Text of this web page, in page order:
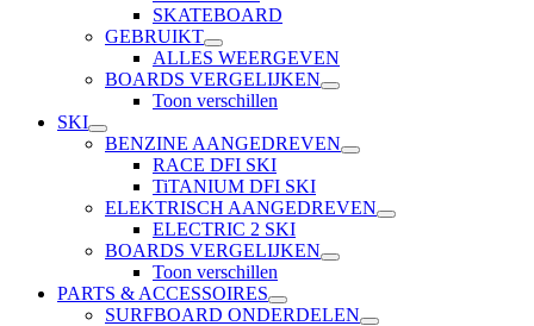
SKATEBOARD
GEBRUIKT
ALLES WEERGEVEN
BOARDS VERGELIJKEN
Toon verschillen
SKI
BENZINE AANGEDREVEN
RACE DFI SKI
TiTANIUM DFI SKI
ELEKTRISCH AANGEDREVEN
ELECTRIC 2 SKI
BOARDS VERGELIJKEN
Toon verschillen
PARTS & ACCESSOIRES
SURFBOARD ONDERDELEN